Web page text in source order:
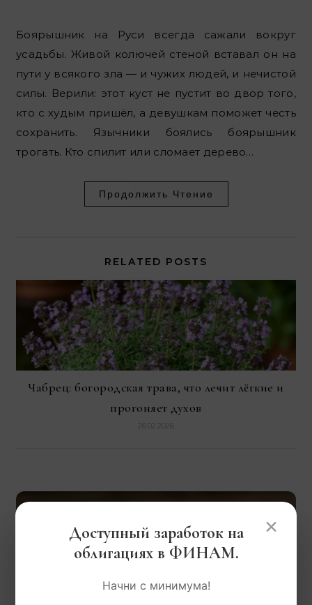
Боярышник на Руси всегда сажали вокруг
усадьбы. Живой колючей стеной вставал он на
пути у всякого зла — и чужих людей, и нечистой
силы. Верили: этот куст не пустит во двор того,
кто с худым пришёл, а девушкам поможет честь
сохранить. Язычники боялись боярышник
трогать. Кто спилит или сломает дерево…
Продолжить Чтение
RELATED POSTS
Чабрец: богородская трава, что лечит лёгкие и
прогоняет духов
26.02.2026
×
Доступный заработок на
облигациях в ФИНАМ.
Начни с минимума!